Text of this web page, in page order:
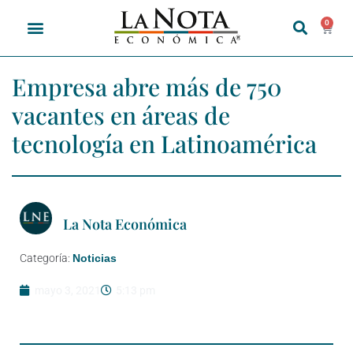
0
Empresa abre más de 750
vacantes en áreas de
tecnología en Latinoamérica
La Nota Económica
Categoría: Noticias